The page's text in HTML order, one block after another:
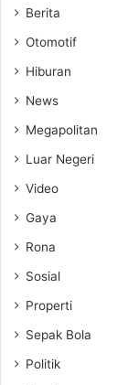
Berita
Otomotif
Hiburan
News
Megapolitan
Luar Negeri
Video
Gaya
Rona
Sosial
Properti
Sepak Bola
Politik